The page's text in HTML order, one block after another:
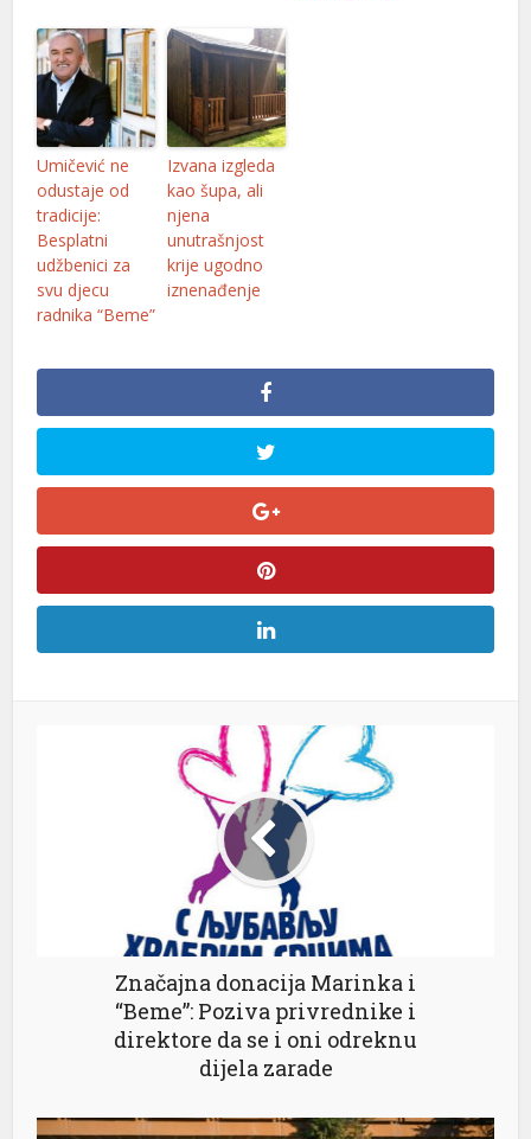
Umičević ne
odustaje od
tradicije:
Besplatni
udžbenici za
svu djecu
radnika “Beme”
Izvana izgleda
kao šupa, ali
njena
unutrašnjost
krije ugodno
iznenađenje
Značajna donacija Marinka i
“Beme”: Poziva privrednike i
direktore da se i oni odreknu
dijela zarade